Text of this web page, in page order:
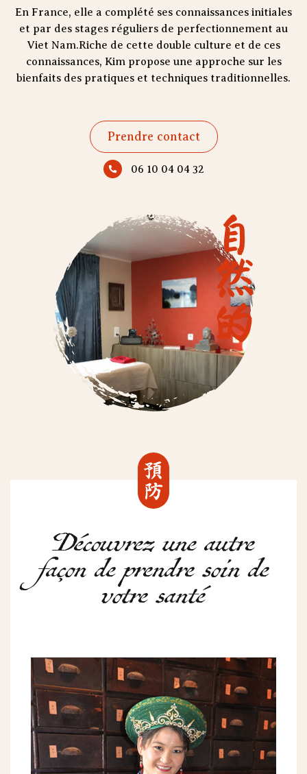
En France, elle a complété ses connaissances initiales
et par des stages réguliers de perfectionnement au
Viet Nam.Riche de cette double culture et de ces
connaissances, Kim propose une approche sur les
bienfaits des pratiques et techniques traditionnelles.
Prendre contact
06 10 04 04 32
自然的
預防
Découvrez une autre
façon de prendre soin de
votre santé